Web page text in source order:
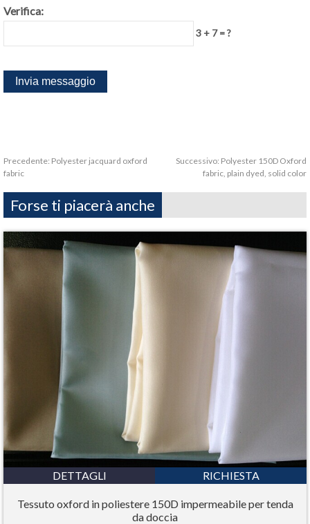
Verifica:
3 + 7 = ?
Precedente: Polyester jacquard oxford
fabric
Successivo: Polyester 150D Oxford
fabric, plain dyed, solid color
Forse ti piacerà anche
DETTAGLI RICHIESTA
Tessuto oxford in poliestere 150D impermeabile per tenda
da doccia